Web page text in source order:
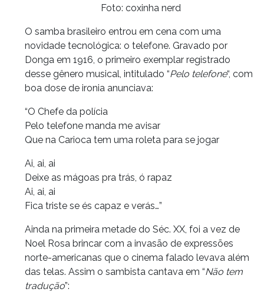
Foto: coxinha nerd
O samba brasileiro entrou em cena com uma
novidade tecnológica: o telefone. Gravado por
Donga em 1916, o primeiro exemplar registrado
desse gênero musical, intitulado “Pelo telefone“, com
boa dose de ironia anunciava:
“O Chefe da polícia
Pelo telefone manda me avisar
Que na Carioca tem uma roleta para se jogar
Ai, ai, ai
Deixe as mágoas pra trás, ó rapaz
Ai, ai, ai
Fica triste se és capaz e verás…”
Ainda na primeira metade do Séc. XX, foi a vez de
Noel Rosa brincar com a invasão de expressões
norte-americanas que o cinema falado levava além
das telas. Assim o sambista cantava em “Não tem
tradução”: